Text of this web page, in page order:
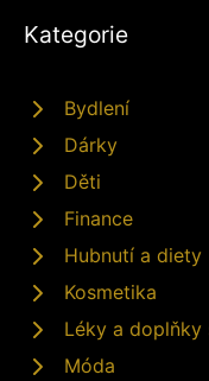
Kategorie
Bydlení
Dárky
Děti
Finance
Hubnutí a diety
Kosmetika
Léky a doplňky
Móda